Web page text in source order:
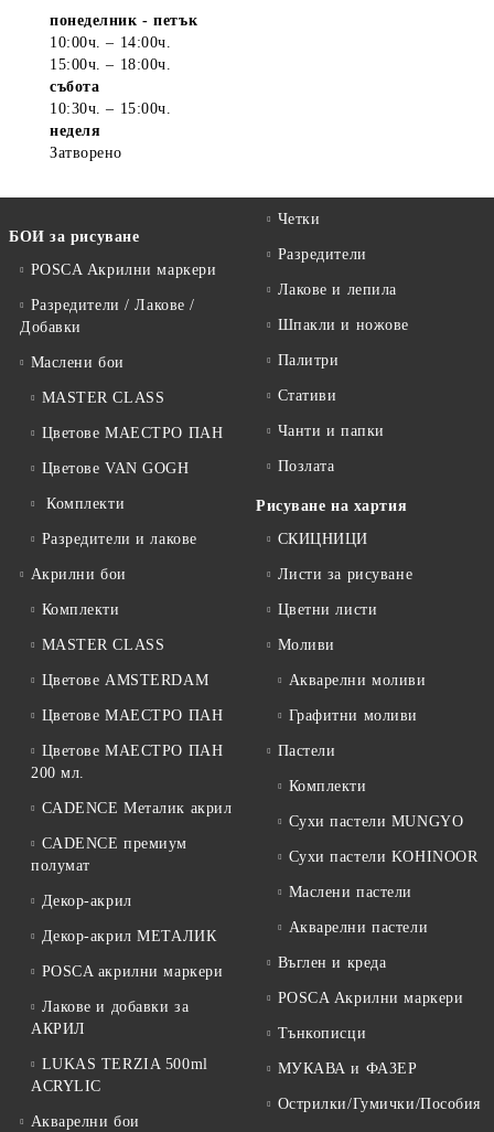
понеделник - петък
10:00ч. – 14:00ч.
15:00ч. – 18:00ч.
събота
10:30ч. – 15:00ч.
неделя
Затворено
БОИ за рисуване
POSCA Акрилни маркери
Разредители / Лакове /
Добавки
Маслени бои
MASTER CLASS
Цветове МАЕСТРО ПАН
Цветове VAN GOGH
Комплекти
Разредители и лакове
Акрилни бои
Комплекти
MASTER CLASS
Цветове AMSTERDAM
Цветове МАЕСТРО ПАН
Цветове МАЕСТРО ПАН
200 мл.
CADENCE Металик акрил
CADENCE премиум
полумат
Декор-акрил
Декор-акрил МЕТАЛИК
POSCA акрилни маркери
Лакове и добавки за
АКРИЛ
LUKAS TERZIA 500ml
ACRYLIC
Акварелни бои
Четки
Разредители
Лакове и лепила
Шпакли и ножове
Палитри
Стативи
Чанти и папки
Позлата
Рисуване на хартия
СКИЦНИЦИ
Листи за рисуване
Цветни листи
Моливи
Акварелни моливи
Графитни моливи
Пастели
Комплекти
Сухи пастели MUNGYO
Сухи пастели KOHINOOR
Маслени пастели
Акварелни пастели
Въглен и креда
POSCA Акрилни маркери
Тънкописци
МУКАВА и ФАЗЕР
Острилки/Гумички/Пособия